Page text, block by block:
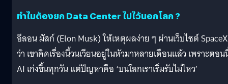
ทำไมต้องยก Data Center ไปไว้นอกโลก ?
อีลอน มัสก์ (Elon Musk) ให้เหตุผลง่าย ๆ ผ่านเว็บไซต์ SpaceX
ว่า เขาคิดเรื่องนี้วนเวียนอยู่ในหัวมาหลายเดือนแล้ว เพราะตอ
AI เก่งขึ้นทุกวัน แต่ปัญหาคือ ‘บนโลกเราเริ่มรับไม่ไหว’